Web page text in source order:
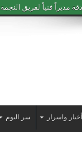
مديراً فنياً لفريق النجمة
أخبار واسرار سر اليوم